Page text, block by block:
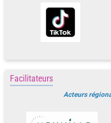
Facilitateurs
Acteurs